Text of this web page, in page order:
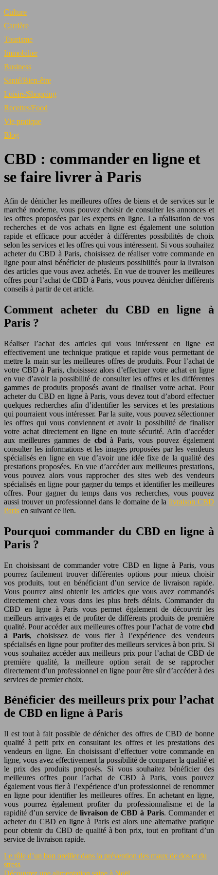
Culture
Carrière
Tourisme
Immobilier
Business
Santé/Bien-être
Loisirs/Shopping
Recettes/Food
Vie pratique
Blog
CBD : commander en ligne et
se faire livrer à Paris
Afin de dénicher les meilleures offres de biens et de services sur le
marché moderne, vous pouvez choisir de consulter les annonces et
les offres proposées par les experts en ligne. La réalisation de vos
recherches et de vos achats en ligne est également une solution
rapide et efficace pour accéder à différentes possibilités de choix
selon les services et les offres qui vous intéressent. Si vous souhaitez
acheter du CBD à Paris, choisissez de réaliser votre commande en
ligne pour ainsi bénéficier de plusieurs possibilités pour la livraison
des articles que vous avez achetés. En vue de trouver les meilleures
offres pour l’achat de CBD à Paris, vous pouvez dénicher différents
conseils à partir de cet article.
Comment acheter du CBD en ligne à
Paris ?
Réaliser l’achat des articles qui vous intéressent en ligne est
effectivement une technique pratique et rapide vous permettant de
mettre la main sur les meilleures offres de produits. Pour l’achat de
votre CBD à Paris, choisissez alors d’effectuer votre achat en ligne
en vue d’avoir la possibilité de consulter les offres et les différentes
gammes de produits proposés avant de finaliser votre achat. Pour
acheter du CBD en ligne à Paris, vous devez tout d’abord effectuer
quelques recherches afin d’identifier les services et les prestations
qui pourraient vous intéresser. Par la suite, vous pouvez sélectionner
les offres qui vous conviennent et avoir la possibilité de finaliser
votre achat directement en ligne en toute sécurité. Afin d’accéder
aux meilleures gammes de cbd à Paris, vous pouvez également
consulter les informations et les images proposées par les vendeurs
spécialisés en ligne en vue d’avoir une idée fixe de la qualité des
prestations proposées. En vue d’accéder aux meilleures prestations,
vous pouvez alors vous rapprocher des sites web des vendeurs
spécialisés en ligne pour gagner du temps et identifier les meilleures
offres. Pour gagner du temps dans vos recherches, vous pouvez
aussi trouver un professionnel dans le domaine de lalivraison CBD
Paris en suivant ce lien.
Pourquoi commander du CBD en ligne à
Paris ?
En choisissant de commander votre CBD en ligne à Paris, vous
pourrez facilement trouver différentes options pour mieux choisir
vos produits, tout en bénéficiant d’un service de livraison rapide.
Vous pourrez ainsi obtenir les articles que vous avez commandés
directement chez vous dans les plus brefs délais. Commander du
CBD en ligne à Paris vous permet également de découvrir les
meilleurs arrivages et de profiter de différents produits de première
qualité. Pour accéder aux meilleures offres pour l’achat de votre cbd
à Paris, choisissez de vous fier à l’expérience des vendeurs
spécialisés en ligne pour profiter des meilleurs services à bon prix. Si
vous souhaitez accéder aux meilleurs prix pour l’achat de CBD de
première qualité, la meilleure option serait de se rapprocher
directement d’un professionnel en ligne pour être sûr d’accéder à des
services de premier choix.
Bénéficier des meilleurs prix pour l’achat
de CBD en ligne à Paris
Il est tout à fait possible de dénicher des offres de CBD de bonne
qualité à petit prix en consultant les offres et les prestations des
vendeurs en ligne. En choisissant d’effectuer votre commande en
ligne, vous avez effectivement la possibilité de comparer la qualité et
le prix des produits proposés. Si vous souhaitez bénéficier des
meilleures offres pour l’achat de CBD à Paris, vous pouvez
également vous fier à l’expérience d’un professionnel de renommer
en ligne pour identifier les meilleures offres. En achetant en ligne,
vous pourrez également profiter du professionnalisme et de la
rapidité d’un service de livraison de CBD à Paris. Commander et
acheter du CBD en ligne à Paris est alors une alternative pratique
pour obtenir du CBD de qualité à bon prix, tout en profitant d’un
service de livraison rapide.
Le rôle d’un bon oreiller dans la prévention des maux de dos et du
stress